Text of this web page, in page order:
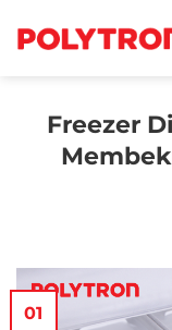
Freezer
01